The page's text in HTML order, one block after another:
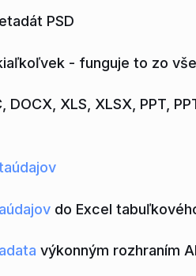
PSD
- funguje to zo
DOCX, XLS, XLSX, PPT,
do Excel
výkonným rozhraním